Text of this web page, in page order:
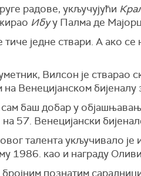
радове, укључујући
Ибуу Палма де
једне ствари. А ако
Вилсон је стварао
Венецијанском бијеналу
баш добар у
57. Венецијански
талента укључивало је
1986. као и награду
познатим